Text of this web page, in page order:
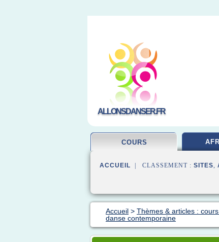
ALLONSDANSER.FR
COURS
ACCUEIL | CLASSEMENT : SITES,
Accueil > Thèmes & articles :
danse contemporaine